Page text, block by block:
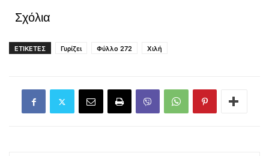
Σχόλια
ΕΤΙΚΕΤΕΣ Γυρίζει Φύλλο 272 Χιλή